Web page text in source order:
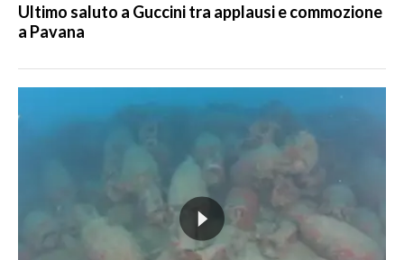
Ultimo saluto a Guccini tra applausi e commozione
a Pavana